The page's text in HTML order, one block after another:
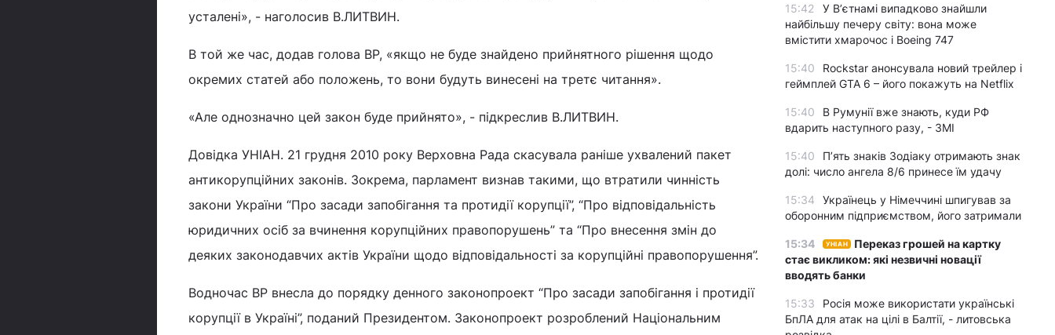
усталені», - наголосив В.ЛИТВИН.
В той же час, додав голова ВР, «якщо не буде знайдено прийнятного рішення щодо
окремих статей або положень, то вони будуть винесені на третє читання».
«Але однозначно цей закон буде прийнято», - підкреслив В.ЛИТВИН.
Довідка УНІАН. 21 грудня 2010 року Верховна Рада скасувала раніше ухвалений пакет
антикорупційних законів. Зокрема, парламент визнав такими, що втратили чинність
закони України “Про засади запобігання та протидії корупції”, “Про відповідальність
юридичних осіб за вчинення корупційних правопорушень” та “Про внесення змін до
деяких законодавчих актів України щодо відповідальності за корупційні правопорушення”.
Водночас ВР внесла до порядку денного законопроект “Про засади запобігання і протидії
корупції в Україні”, поданий Президентом. Законопроект розроблений Національним
15:42
У Вʼєтнамі випадково знайшли
найбільшу печеру світу: вона може
вмістити хмарочос і Boeing 747
15:40
Rockstar анонсувала новий трейлер і
геймплей GTA 6 – його покажуть на Netflix
15:40
В Румунії вже знають, куди РФ
вдарить наступного разу, - ЗМІ
15:40
П’ять знаків Зодіаку отримають знак
долі: число ангела 8/6 принесе їм удачу
15:34
Українець у Німеччині шпигував за
оборонним підприємством, його затримали
15:34 УНІАН
Переказ грошей на картку
стає викликом: які незвичні новації
вводять банки
15:33
Росія може використати українські
БпЛА для атак на цілі в Балтії, - литовська